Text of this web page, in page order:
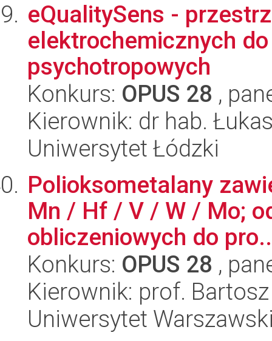
eQualitySens -
elektrochemicznych
psychotropowych
Konkurs: OPUS 28 ,
Kierownik: dr hab.
Uniwersytet Łódzki
Polioksometalany
Mn / Hf / V / W / Mo;
obliczeniowych do
Konkurs: OPUS 28 ,
Kierownik: prof.
Uniwersytet